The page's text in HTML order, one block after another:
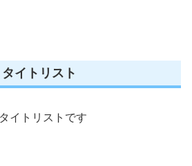
イトリスト
タイトリストです